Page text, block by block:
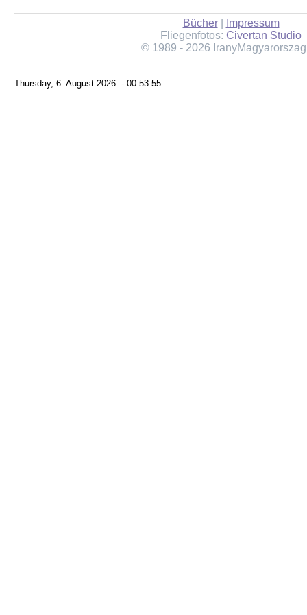
Bücher|
Impressum
Fliegenfotos: Civertan Studio
© 1989 - 2026
Thursday, 6. August 2026. - 00:53:55